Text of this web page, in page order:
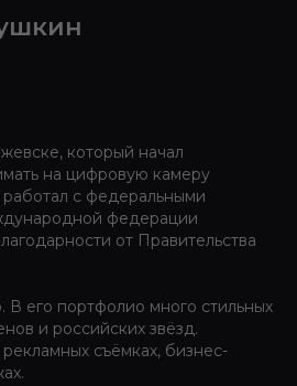
который начал
на цифровую камеру
работал с федеральными
федерации
от Правительства
В его портфолио много стильных
и российских звёзд.
съёмках, бизнес-